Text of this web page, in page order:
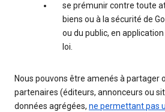
se prémunir contre toute
biens ou à la sécurité de
ou du public, en
loi.
Nous pouvons être amenés à partager
partenaires (éditeurs, annonceurs ou
données agrégées, ne permettant pas